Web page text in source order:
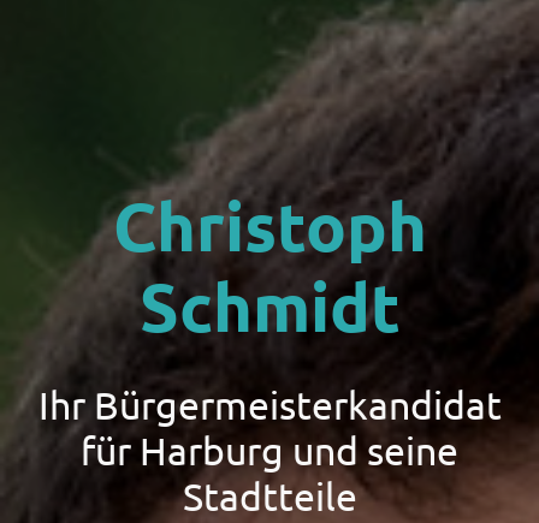
Christoph
Schmidt
Ihr Bürgermeisterkandidat
für Harburg und seine
Stadtteile